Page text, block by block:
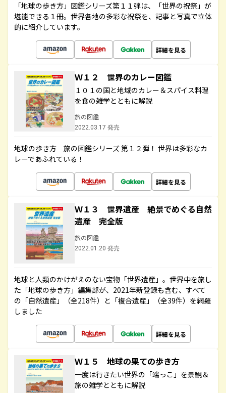
「地球の歩き方」図鑑シリーズ第１１弾は、「世界の祝祭」が
堪能できる１冊。世界各地の多彩な祝祭を、記事と写真で立体
的に紹介しています。
詳細を見る
Ｗ１２ 世界のカレー図鑑
１０１の国と地域のカレー＆スパイス料理
を食の雑学とともに解説
旅の図鑑
2022.03.17 発売
地球の歩き方 旅の図鑑シリーズ 第１２弾！ 世界は多彩なカ
レーであふれている！
詳細を見る
Ｗ１３ 世界遺産 絶景でめぐる自然
遺産 完全版
旅の図鑑
2022.01.20 発売
地球と人類のかけがえのない宝物「世界遺産」。世界中を旅し
た「地球の歩き方」編集部が、2021年新登録も含む、すべて
の「自然遺産」（全218件）と「複合遺産」（全39件）を網羅
しました
詳細を見る
Ｗ１５ 地球の果ての歩き方
一度は行きたい世界の「端っこ」を景観＆
旅の雑学とともに解説